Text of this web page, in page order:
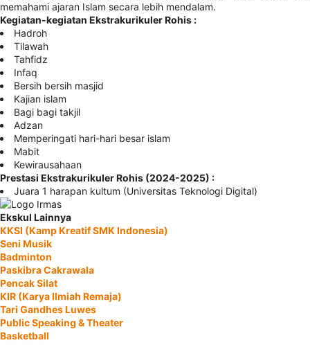
memahami ajaran Islam secara lebih mendalam.
Kegiatan-kegiatan Ekstrakurikuler Rohis :
Hadroh
Tilawah
Tahfidz
Infaq
Bersih bersih masjid
Kajian islam
Bagi bagi takjil
Adzan
Memperingati hari-hari besar islam
Mabit
Kewirausahaan
Prestasi Ekstrakurikuler Rohis (2024-2025) :
Juara 1 harapan kultum (Universitas Teknologi Digital)
Ekskul Lainnya
KKSI (Kamp Kreatif SMK Indonesia)
Seni Musik
Badminton
Paskibra Cakrawala
Pencak Silat
KIR (Karya Ilmiah Remaja)
Tari Gandhes Luwes
Public Speaking & Theater
Basketball